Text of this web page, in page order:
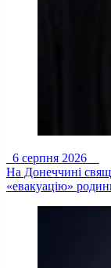
6 серпня 2026
На Донеччині
«евакуацію»